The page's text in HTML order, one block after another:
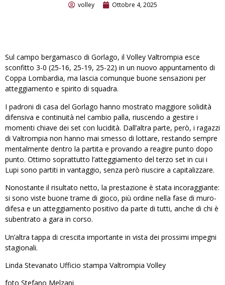
volley Ottobre 4, 2025
Sul campo bergamasco di Gorlago, il Volley Valtrompia esce
sconfitto 3-0 (25-16, 25-19, 25-22) in un nuovo appuntamento di
Coppa Lombardia, ma lascia comunque buone sensazioni per
atteggiamento e spirito di squadra.
I padroni di casa del Gorlago hanno mostrato maggiore solidità
difensiva e continuità nel cambio palla, riuscendo a gestire i
momenti chiave dei set con lucidità. Dall’altra parte, però, i ragazzi
di Valtrompia non hanno mai smesso di lottare, restando sempre
mentalmente dentro la partita e provando a reagire punto dopo
punto. Ottimo soprattutto l’atteggiamento del terzo set in cui i
Lupi sono partiti in vantaggio, senza però riuscire a capitalizzare.
Nonostante il risultato netto, la prestazione è stata incoraggiante:
si sono viste buone trame di gioco, più ordine nella fase di muro-
difesa e un atteggiamento positivo da parte di tutti, anche di chi è
subentrato a gara in corso.
Un’altra tappa di crescita importante in vista dei prossimi impegni
stagionali.
Linda Stevanato Ufficio stampa Valtrompia Volley
foto Stefano Melzani